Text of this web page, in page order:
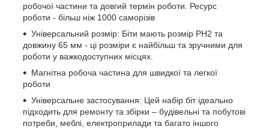
робочої частини та довгий термін роботи. Ресурс
роботи - більш ніж 1000 саморізів
Універсальний розмір: Біти мають розмір РН2 та
довжину 65 мм - ці розміри є найбільш та зручними для
роботи у важкодоступних місцях.
Магнітна робоча частина для швидкої та легкої
роботи
Універсальне застосування: Цей набір біт ідеально
підходить для ремонту та збірки – будівельні та побутові
потреби, меблі, електроприлади та багато іншого